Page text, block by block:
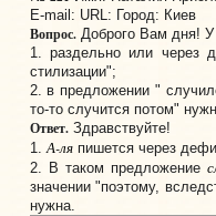
E-mail: URL: Город: Киев
Вопрос.Доброго Вам дня! У
1. раздельно или через
стилизации";
2. в предложении "
то-то случится потом"
Ответ.Здравствуйте!
1.А-ляпишется через
2. В таком предложение
значении "поэтому,
нужна.